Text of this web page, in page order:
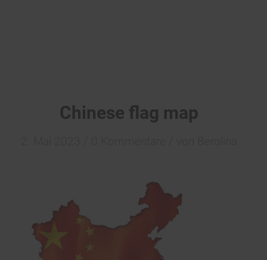
Chinese flag map